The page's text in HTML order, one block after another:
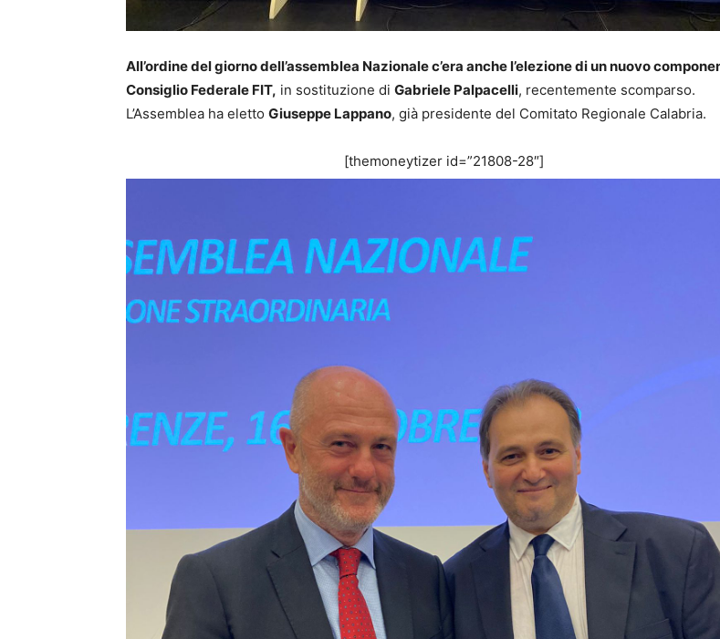
All’ordine del giorno dell’assemblea Nazionale c’era anche l’elezione di un nuovo
Consiglio Federale FIT, in sostituzione di Gabriele Palpacelli, recentemente scomparso.
L’Assemblea ha eletto Giuseppe Lappano, già presidente del Comitato Regionale Calabria.
[themoneytizer id=”21808-28″]